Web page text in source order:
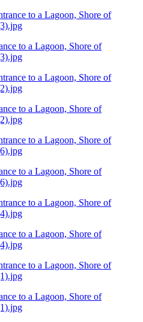
to a Lagoon, Shore of
to a Lagoon, Shore of
to a Lagoon, Shore of
to a Lagoon, Shore of
to a Lagoon, Shore of